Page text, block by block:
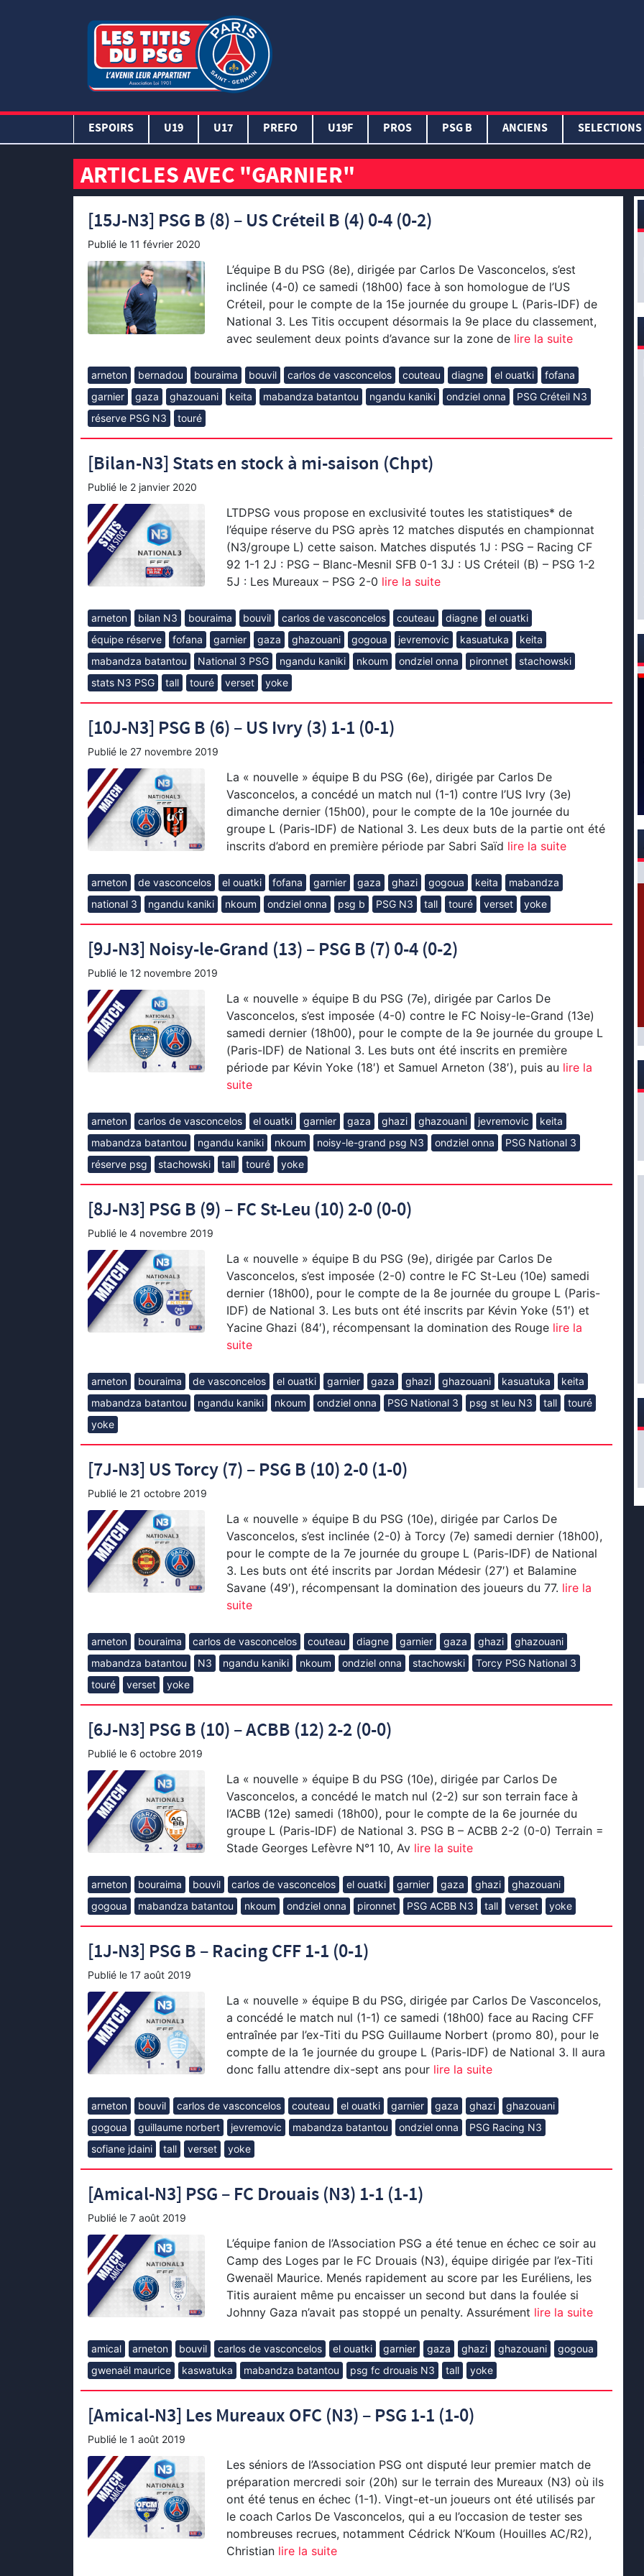
ESPOIRS U19 U17 PREFO U19F PROS PSG B ANCIENS SELECTIONS
ARTICLES AVEC "GARNIER"
[15J-N3] PSG B (8) – US Créteil B (4) 0-4 (0-2)
Publié le 11 février 2020
L’équipe B du PSG (8e), dirigée par Carlos De Vasconcelos, s’est
inclinée (4-0) ce samedi (18h00) face à son homologue de l’US
Créteil, pour le compte de la 15e journée du groupe L (Paris-IDF) de
National 3. Les Titis occupent désormais la 9e place du classement,
avec seulement deux points d’avance sur la zone delire la suite
arneton bernadou bouraima bouvil carlos de vasconcelos couteau diagne el ouatki
fofana
garnier
gaza ghazouani keita mabandza batantou ngandu kaniki ondziel onna
PSG Créteil N3
réserve PSG N3
touré
[Bilan-N3] Stats en stock à mi-saison (Chpt)
Publié le 2 janvier 2020
LTDPSG vous propose en exclusivité toutes les statistiques* de
l’équipe réserve du PSG après 12 matches disputés en championnat
(N3/groupe L) cette saison. Matches disputés 1J : PSG – Racing CF
92 1-1 2J : PSG – Blanc-Mesnil SFB 0-1 3J : US Créteil (B) – PSG 1-2
5J : Les Mureaux – PSG 2-0 lire la suite
arneton bilan N3 bouraima bouvil carlos de vasconcelos couteau diagne
el ouatki
équipe réserve
fofana garnier gaza ghazouani gogoua jevremovic kasuatuka
keita
mabandza batantou
National 3 PSG ngandu kaniki nkoum ondziel onna pironnet
stachowski
stats N3 PSG
tall touré verset yoke
[10J-N3] PSG B (6) – US Ivry (3) 1-1 (0-1)
Publié le 27 novembre 2019
La « nouvelle » équipe B du PSG (6e), dirigée par Carlos De
Vasconcelos, a concédé un match nul (1-1) contre l’US Ivry (3e)
dimanche dernier (15h00), pour le compte de la 10e journée du
groupe L (Paris-IDF) de National 3. Les deux buts de la partie ont été
inscrits d’abord en première période par Sabri Saïd lire la suite
arneton de vasconcelos el ouatki fofana garnier gaza ghazi gogoua keita
mabandza
national 3
ngandu kaniki nkoum ondziel onna psg b PSG N3 tall touré verset yoke
[9J-N3] Noisy-le-Grand (13) – PSG B (7) 0-4 (0-2)
Publié le 12 novembre 2019
La « nouvelle » équipe B du PSG (7e), dirigée par Carlos De
Vasconcelos, s’est imposée (4-0) contre le FC Noisy-le-Grand (13e)
samedi dernier (18h00), pour le compte de la 9e journée du groupe L
(Paris-IDF) de National 3. Les buts ont été inscrits en première
période par Kévin Yoke (18′) et Samuel Arneton (38′), puis au lire la
suite
arneton carlos de vasconcelos el ouatki garnier gaza ghazi ghazouani jevremovic
keita
mabandza batantou
ngandu kaniki nkoum noisy-le-grand psg N3 ondziel onna
PSG National 3
réserve psg
stachowski tall touré yoke
[8J-N3] PSG B (9) – FC St-Leu (10) 2-0 (0-0)
Publié le 4 novembre 2019
La « nouvelle » équipe B du PSG (9e), dirigée par Carlos De
Vasconcelos, s’est imposée (2-0) contre le FC St-Leu (10e) samedi
dernier (18h00), pour le compte de la 8e journée du groupe L (Paris-
IDF) de National 3. Les buts ont été inscrits par Kévin Yoke (51′) et
Yacine Ghazi (84′), récompensant la domination des Rougelire la
suite
arneton bouraima de vasconcelos el ouatki garnier gaza ghazi ghazouani kasuatuka
keita
mabandza batantou
ngandu kaniki nkoum ondziel onna PSG National 3 psg st leu N3 tall
touré
yoke
[7J-N3] US Torcy (7) – PSG B (10) 2-0 (1-0)
Publié le 21 octobre 2019
La « nouvelle » équipe B du PSG (10e), dirigée par Carlos De
Vasconcelos, s’est inclinée (2-0) à Torcy (7e) samedi dernier (18h00),
pour le compte de la 7e journée du groupe L (Paris-IDF) de National
3. Les buts ont été inscrits par Jordan Médesir (27′) et Balamine
Savane (49′), récompensant la domination des joueurs du 77. lire la
suite
arneton bouraima carlos de vasconcelos couteau diagne garnier gaza ghazi
ghazouani
mabandza batantou
N3 ngandu kaniki nkoum ondziel onna stachowski
Torcy PSG National 3
touré
verset yoke
[6J-N3] PSG B (10) – ACBB (12) 2-2 (0-0)
Publié le 6 octobre 2019
La « nouvelle » équipe B du PSG (10e), dirigée par Carlos De
Vasconcelos, a concédé le match nul (2-2) sur son terrain face à
l’ACBB (12e) samedi (18h00), pour le compte de la 6e journée du
groupe L (Paris-IDF) de National 3. PSG B – ACBB 2-2 (0-0) Terrain =
Stade Georges Lefèvre N°1 10, Avlire la suite
arneton bouraima bouvil carlos de vasconcelos el ouatki garnier gaza ghazi
ghazouani
gogoua
mabandza batantou nkoum ondziel onna pironnet PSG ACBB N3 tall verset yoke
[1J-N3] PSG B – Racing CFF 1-1 (0-1)
Publié le 17 août 2019
La « nouvelle » équipe B du PSG, dirigée par Carlos De Vasconcelos,
a concédé le match nul (1-1) ce samedi (18h00) face au Racing CFF
entraînée par l’ex-Titi du PSG Guillaume Norbert (promo 80), pour le
compte de la 1e journée du groupe L (Paris-IDF) de National 3. Il aura
donc fallu attendre dix-sept ans pourlire la suite
arneton bouvil carlos de vasconcelos couteau el ouatki garnier gaza ghazi
ghazouani
gogoua
guillaume norbert jevremovic mabandza batantou ondziel onna
PSG Racing N3
sofiane jdaini
tall verset yoke
[Amical-N3] PSG – FC Drouais (N3) 1-1 (1-1)
Publié le 7 août 2019
L’équipe fanion de l’Association PSG a été tenue en échec ce soir au
Camp des Loges par le FC Drouais (N3), équipe dirigée par l’ex-Titi
Gwenaël Maurice. Menés rapidement au score par les Euréliens, les
Titis auraient même pu encaisser un second but dans la foulée si
Johnny Gaza n’avait pas stoppé un penalty. Assurément lire la suite
amical arneton bouvil carlos de vasconcelos el ouatki garnier gaza ghazi ghazouani
gogoua
gwenaël maurice
kaswatuka mabandza batantou psg fc drouais N3 tall yoke
[Amical-N3] Les Mureaux OFC (N3) – PSG 1-1 (1-0)
Publié le 1 août 2019
Les séniors de l’Association PSG ont disputé leur premier match de
préparation mercredi soir (20h) sur le terrain des Mureaux (N3) où ils
ont été tenus en échec (1-1). Vingt-et-un joueurs ont été utilisés par
le coach Carlos De Vasconcelos, qui a eu l’occasion de tester ses
nombreuses recrues, notamment Cédrick N’Koum (Houilles AC/R2),
Christianlire la suite